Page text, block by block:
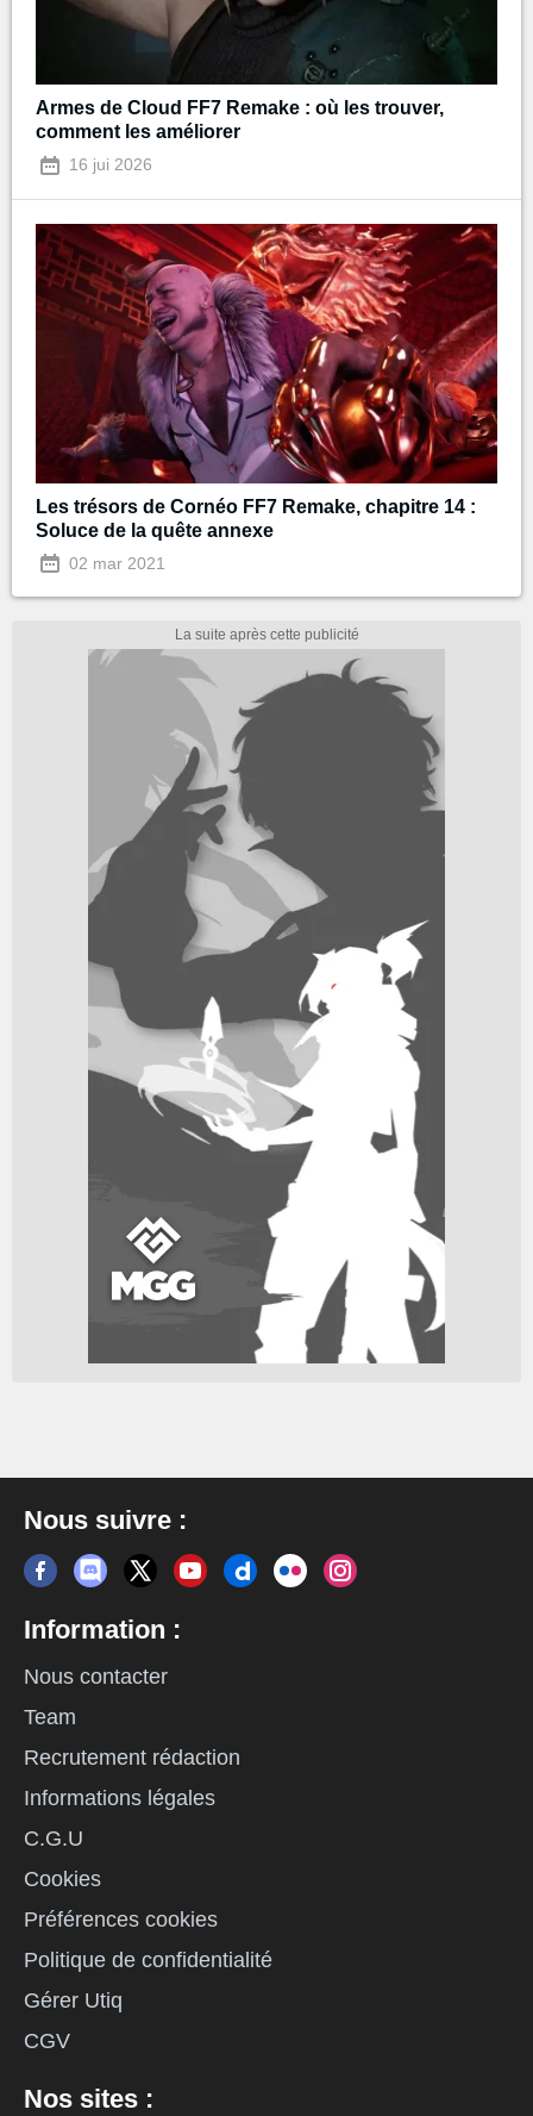
Armes de Cloud FF7 Remake : où les trouver,
comment les améliorer
16 jui 2026
Les trésors de Cornéo FF7 Remake, chapitre 14 :
Soluce de la quête annexe
02 mar 2021
Nous suivre :
Information :
Nous contacter
Team
Recrutement rédaction
Informations légales
C.G.U
Cookies
Préférences cookies
Politique de confidentialité
Gérer Utiq
CGV
Nos sites :